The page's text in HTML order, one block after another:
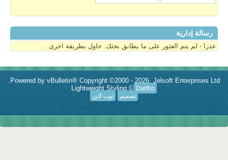
رسالة إدارية
عذرا - لم يتم العثور على ما يطابق بحثك. حاول بطريقة اخرى.
Powered by vBulletin® Copyright ©2000 - 2026, Jelsoft Enterprises Ltd.
Lightweight Styling © Dartho
تصميم
توب لاين